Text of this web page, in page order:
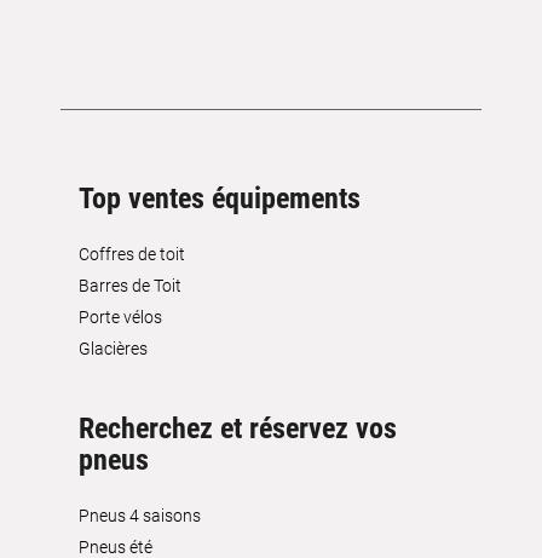
Top ventes équipements
Coffres de toit
Barres de Toit
Porte vélos
Glacières
Recherchez et réservez vos
pneus
Pneus 4 saisons
Pneus été